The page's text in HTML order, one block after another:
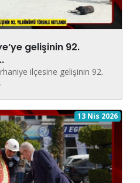
gelişinin 92.
ilçesine gelişinin 92.
13 Nis 2026